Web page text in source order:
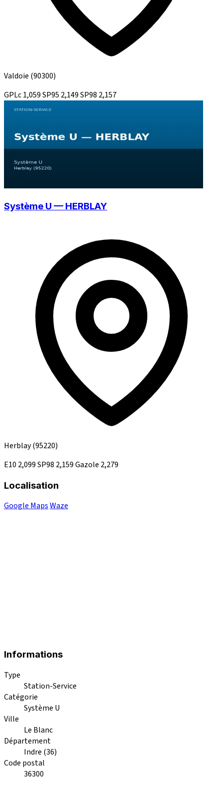
Valdoie (90300)
GPLc1,059SP95 2,149SP98 2,157
Système U — HERBLAY
Herblay(95220)
E10 2,099SP98 2,159Gazole 2,279
Localisation
Google MapsWaze
Informations
Type
Station-Service
Catégorie
Système U
Ville
Le Blanc
Département
Indre (36)
Code postal
36300